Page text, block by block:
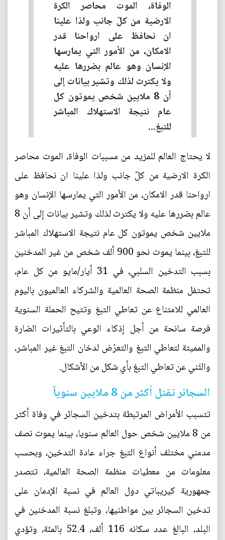
الوفاة، الموت محاصر الكرة
الارضية من كلّ جانب ولذا علينا
ان نحافظ على ارواحنا قدر
الامكان، من الأمور التي يمارسها
الإنسان وهو عالم بضررها عليه
ولا يكترث لذلك وتشير بيانات إلى
أن 8 ملايين شخص يموتون كل
عام نتيجة الاستهلاك المباشر
للتبغ...
لا يحتاج العالم للمزيد من مسببات الوفاة، الموت محاصر
الكرة الارضية من كلّ جانب ولذا علينا ان نحافظ على
ارواحنا قدر الامكان، من الأمور التي يمارسها الإنسان وهو
عالم بضررها عليه ولا يكترث لذلك وتشير بيانات إلى أن 8
ملايين شخص يموتون كل عام نتيجة الاستهلاك المباشر
للتبغ، بينما يموت نحو 900 ألف شخص من غير المدخنين
بسبب التدخين السلبي، في 31 أيار/مايو من كل عام،
تحتفل منظمة الصحة العالمية والشركاء العالميون باليوم
العالمي للامتناع عن تعاطي التبغ وتتيح الحملة السنوية
فرصة سانحة من أجل إذكاء الوعي بالتأثيرات الضارة
والمميتة لتعاطي التبغ والتعرّض لدخان التبغ غير المباشر،
والثَني عن تعاطي التبغ بأي شكل من الأشكال.
السجائر تقتل أكثر من 8 ملايين سنوياً
تتسبب الأمراض المرتبطة بتدخين السجائر في وفاة أكثر
من 8 ملايين شخص حول العالم سنويا، بينما يموت نصف
مدمني مختلف أنواع التبغ جراء عادة التدخين، وبحسب
معلومات من معطيات منظمة الصحة العالمية، تتصدر
جمهورية كيريباتي دول العالم في نسبة الإدمان على
تدخين السجائر بين مواطنيها، وتبلغ نسبة المدخنين في
البلد، البالغ عدد سكانه 116 ألف، 52.4 بالمئة، وتؤدي